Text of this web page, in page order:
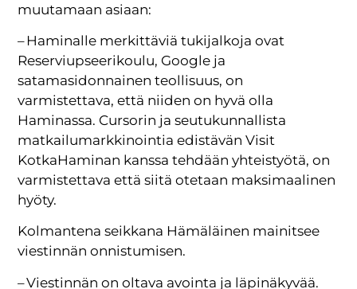
muutamaan asiaan:
– Haminalle merkittäviä tukijalkoja ovat
Reserviupseerikoulu, Google ja
satamasidonnainen teollisuus, on
varmistettava, että niiden on hyvä olla
Haminassa. Cursorin ja seutukunnallista
matkailumarkkinointia edistävän Visit
KotkaHaminan kanssa tehdään yhteistyötä, on
varmistettava että siitä otetaan maksimaalinen
hyöty.
Kolmantena seikkana Hämäläinen mainitsee
viestinnän onnistumisen.
– Viestinnän on oltava avointa ja läpinäkyvää.